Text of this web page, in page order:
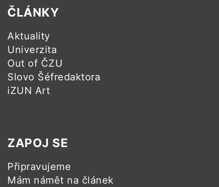
ČLÁNKY
Aktuality
Univerzita
Out of ČZU
Slovo Šéfredaktora
iZUN Art
ZAPOJ SE
Připravujeme
Mám námět na článek